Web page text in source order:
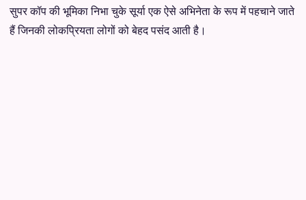
सुपर कॉप की भूमिका निभा चुके सूर्या एक ऐसे अभिनेता के रूप में पहचाने जाते
हैं जिनकी लोकप्रियता लोगों को बेहद पसंद आती है।